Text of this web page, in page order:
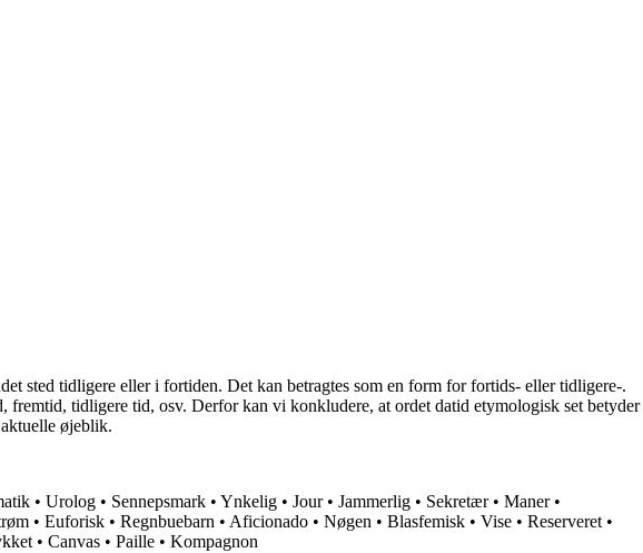
sted tidligere eller i fortiden. Det kan betragtes som en form for fortids- eller tidligere-.
tidligere tid, osv. Derfor kan vi konkludere, at ordet datid etymologisk set betyder
øjeblik.
• Urolog • Sennepsmark • Ynkelig • Jour• Jammerlig • Sekretær• Maner•
• Euforisk • Regnbuebarn • Aficionado • Nøgen • Blasfemisk • Vise • Reserveret •
• Canvas • Paille • Kompagnon